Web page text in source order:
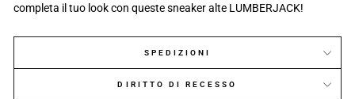
completa il tuo look con queste sneaker alte LUMBERJACK!
SPEDIZIONI
DIRITTO DI RECESSO